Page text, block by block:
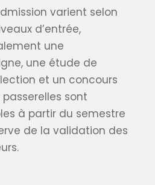
varient selon
d’entrée,
une
une étude de
et un concours
sont
à partir du semestre
de la validation des